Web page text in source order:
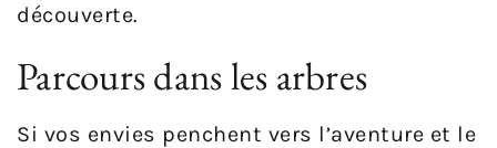
découverte.
Parcours dans les arbres
Si vos envies penchent vers l’aventure et le